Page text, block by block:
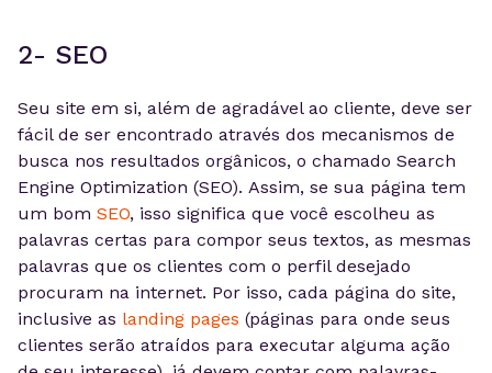
2- SEO
Seu site em si, além de agradável ao cliente, deve ser
fácil de ser encontrado através dos mecanismos de
busca nos resultados orgânicos, o chamado Search
Engine Optimization (SEO). Assim, se sua página tem
um bom SEO, isso significa que você escolheu as
palavras certas para compor seus textos, as mesmas
palavras que os clientes com o perfil desejado
procuram na internet. Por isso, cada página do site,
inclusive as landing pages (páginas para onde seus
clientes serão atraídos para executar alguma ação